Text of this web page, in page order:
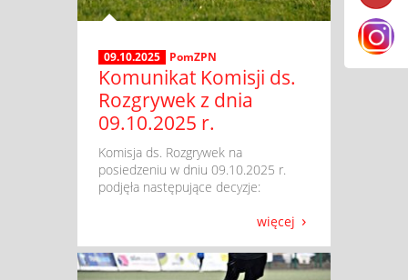
09.10.2025 PomZPN
Komunikat Komisji ds.
Rozgrywek z dnia
09.10.2025 r.
​ Komisja ds. Rozgrywek na
posiedzeniu w dniu 09.10.2025 r.
podjęła następujące decyzje:
więcej